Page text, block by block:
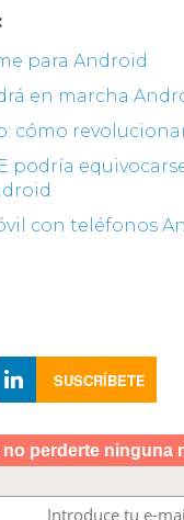
para Android
en marcha
cómo
podría
con teléfonos
SUSCRÍBETE